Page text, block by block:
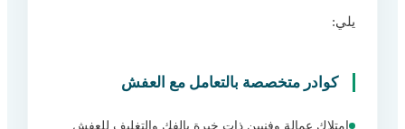
يلي:
كوادر متخصصة بالتعامل مع العفش
امتلاك عمالة وفنيين ذات خبرة بالفك والتغليف للعفش